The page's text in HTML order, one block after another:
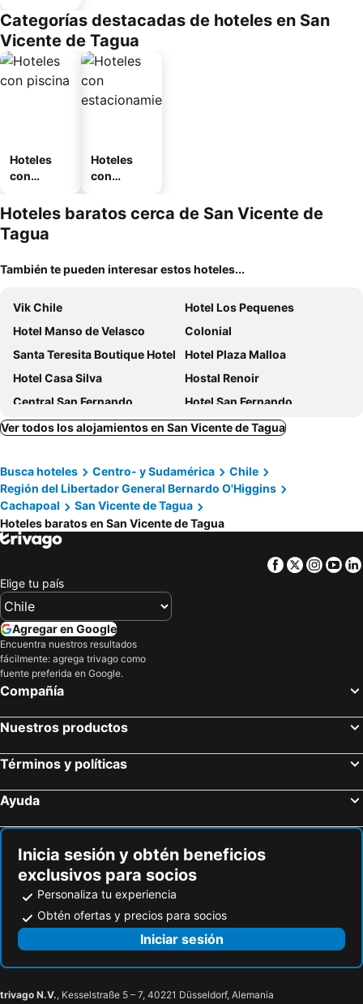
Categorías destacadas de hoteles en San
Vicente de Tagua
Hoteles
con
Hoteles
con
miento
Hoteles baratos cerca de San Vicente de
Tagua
También te pueden interesar estos hoteles...
Vik Chile
Hotel Los Pequenes
Hotel Manso de Velasco
Colonial
Santa Teresita Boutique Hotel
Hotel Plaza Malloa
Hotel Casa Silva
Hostal Renoir
Central San Fernando
Hotel San Fernando
Parcela Tierra Fértil
Ver todos los alojamientos en San Vicente de Tagua
Busca hoteles Centro- y Sudamérica
Chile
Región del Libertador General Bernardo O'Higgins
Cachapoal
San Vicente de Tagua
Hoteles baratos en San Vicente de Tagua
Facebook
Twitter
Elige tu país
Agregar en Google
Encuentra nuestros resultados
fácilmente: agrega trivago como
fuente preferida en Google.
Compañía
Nuestros productos
Términos y políticas
Ayuda
Inicia sesión y obtén beneficios
exclusivos para socios
Personaliza tu experiencia
Obtén ofertas y precios para socios
Iniciar sesión
trivago N.V., Kesselstraße 5 – 7, 40221 Düsseldorf, Alemania